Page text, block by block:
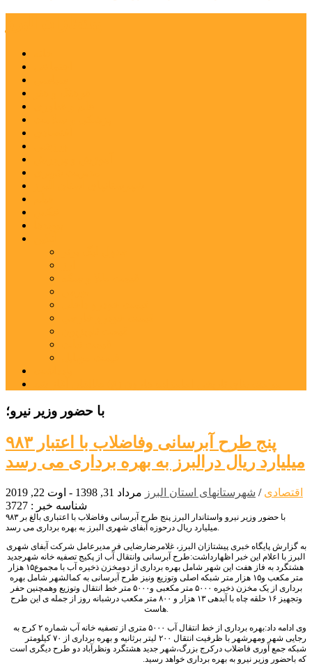
با حضور وزیر نیرو؛
پنج طرح آبرسانی وفاضلاب با اعتبار ۹۸۳
میلیارد ریال درالبرز به بهره برداری می رسد
اقتصادی / شهرستانهای استان البرز مرداد 31, 1398 - اوت 22, 2019
شناسه خبر : 3727
با حضور وزیر نیرو واستاندار البرز پنج طرح آبرسانی وفاضلاب با اعتباری بالغ بر ۹۸۳
میلیارد ریال درحوزه آبفای شهری البرز به بهره برداری می رسد.
به گزارش پایگاه خبری پیشتازان البرز، غلامرضارضایی فر مدیرعامل شرکت آبفای شهری
البرز با اعلام این خبر اظهارداشت:طرح آبرسانی وانتقال آب از پکیج تصفیه خانه شهرجدید
هشتگرد به فاز هفت این شهر شامل بهره برداری از دومخزن ذخیره آب با مجموع۱۵ هزار
متر مکعب و۱۵ هزار متر شبکه اصلی وتوزیع ونیز طرح آبرسانی به کمالشهر شامل بهره
برداری از یک مخزن ذخیره ۵۰۰۰ متر مکعبی و۵۰۰۰ متر خط انتقال وتوزیع وهمچنین حفر
وتجهیز ۱۶ حلقه چاه با آبدهی ۱۳ هزار و ۸۰۰ متر مکعب درشبانه روز از جمله ی این طرح
هاست.
وی ادامه داد:بهره برداری از خط انتقال آب ۵۰۰۰ متری از تصفیه خانه آب شماره ۲ کرج به
رجایی شهر ومهرشهر با ظرفیت انتقال ۲۰۰ لیتر برثانیه و بهره برداری از ۷۰ کیلومتر
شبکه جمع آوری فاضلاب درکرج بزرگ،شهر جدید هشتگرد ونظرآباد دو طرح دیگری است
که باحضور وزیر نیرو به بهره برداری خواهد رسید.